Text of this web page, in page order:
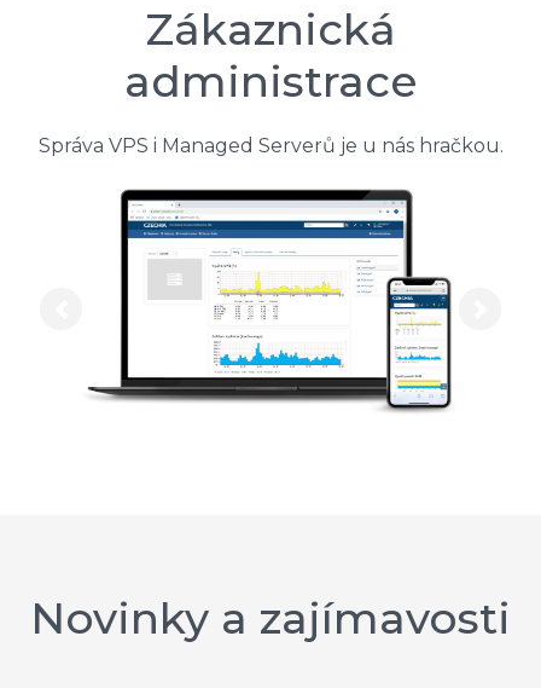
Zákaznická
administrace
Správa VPS i Managed Serverů je u nás hračkou.
Novinky a zajímavosti